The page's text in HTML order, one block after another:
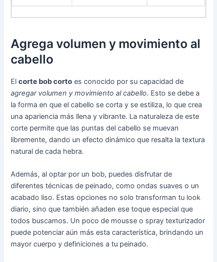
Agrega volumen y movimiento al
cabello
Elcorte bob corto es conocido por su capacidad de
agregar volumen y movimiento al cabello. Esto se debe a
la forma en que el cabello se corta y se estiliza, lo que crea
una apariencia más llena y vibrante. La naturaleza de este
corte permite que las puntas del cabello se muevan
libremente, dando un efecto dinámico que resalta la textura
natural de cada hebra.
Además, al optar por un bob, puedes disfrutar de
diferentes técnicas de peinado, como ondas suaves o un
acabado liso. Estas opciones no solo transforman tu look
diario, sino que también añaden ese toque especial que
todos buscamos. Un poco de mousse o spray texturizador
puede potenciar aún más esta característica, brindando un
mayor cuerpo y definiciones a tu peinado.